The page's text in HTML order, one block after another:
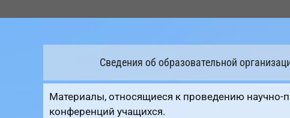
к
Сведения об образовательной
Материалы, относящиеся к проведению научно-
конференций учащихся.